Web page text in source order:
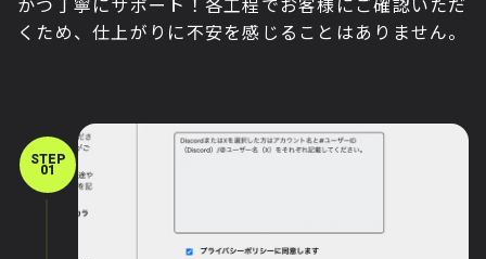
くため、仕上がりに不安を感じることはありません。
STEP
01